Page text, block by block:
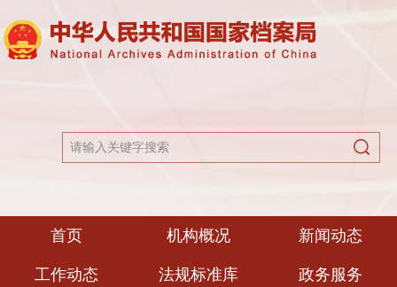
首页 机构概况 新闻动态
工作动态 法规标准库 政务服务